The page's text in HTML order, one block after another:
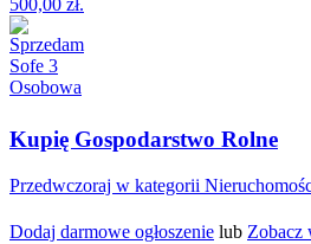
500,00 zł.
Kupię Gospodarstwo Rolne
Przedwczoraj w kategorii
Dodaj darmowe ogłoszenie lub Zobacz